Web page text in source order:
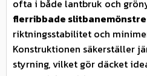
ofta i både lantbruk och
flerribbade
riktningsstabilitet och
Konstruktionen säkerställer
styrning, vilket gör däcket